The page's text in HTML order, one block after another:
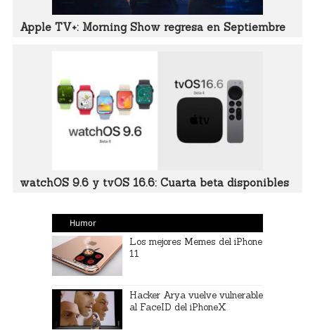
Apple TV+: Morning Show regresa en Septiembre
watchOS 9.6 y tvOS 16.6: Cuarta beta disponibles
Humor
Los mejores Memes del iPhone
11
Hacker Arya vuelve vulnerable
al FaceID del iPhoneX